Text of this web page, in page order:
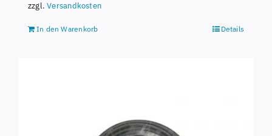
zzgl.Versandkosten
In den Warenkorb Details